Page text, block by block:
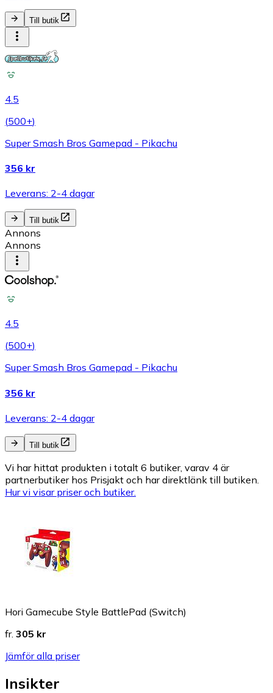
Till butik
4.5
(500+)
Super Smash Bros Gamepad - Pikachu
356 kr
Leverans: 2-4 dagar
Till butik
Annons
Annons
4.5
(500+)
Super Smash Bros Gamepad - Pikachu
356 kr
Leverans: 2-4 dagar
Till butik
Vi har hittat produkten i totalt 6 butiker, varav 4 är
partnerbutiker hos Prisjakt och har direktlänk till butiken.
Hur vi visar priser och butiker.
Hori Gamecube Style BattlePad (Switch)
fr. 305 kr
Jämför alla priser
Insikter